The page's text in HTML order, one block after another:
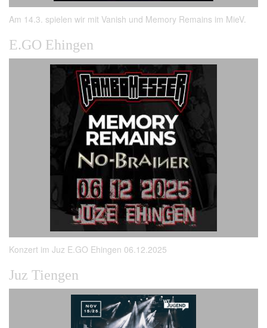
Am 14.3. spielen wir mit Vanish und Memory Remains im MieV.
E.GO Ehingen
Konzert im Juz E.GO Ehingen 06.12.2025
Juz Tiengen